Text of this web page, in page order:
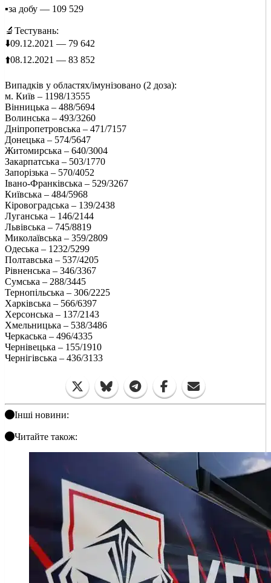
▪️за добу — 109 529
🔬Тестувань:
⬇️09.12.2021 — 79 642
⬆️08.12.2021 — 83 852
Випадків у областях/імунізовано (2 доза):
м. Київ – 1198/13555
Вінницька – 488/5694
Волинська – 493/3260
Дніпропетровська – 471/7157
Донецька – 574/5647
Житомирська – 640/3004
Закарпатська – 503/1770
Запорізька – 570/4052
Івано-Франківська – 529/3267
Київська – 484/5968
Кіровоградська – 139/2438
Луганська – 146/2144
Львівська – 745/8819
Миколаївська – 359/2809
Одеська – 1232/5299
Полтавська – 537/4205
Рівненська – 346/3367
Сумська – 288/3445
Тернопільська – 306/2225
Харківська – 566/6397
Херсонська – 137/2143
Хмельницька – 538/3486
Черкаська – 496/4335
Чернівецька – 155/1910
Чернігівська – 436/3133
Інші новини:
Читайте також: